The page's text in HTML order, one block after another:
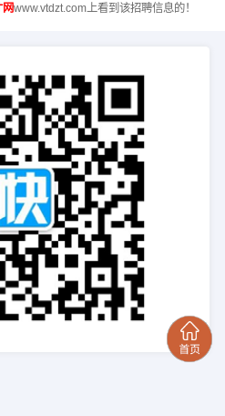
网www.vtdzt.com上看到该招聘信息的！